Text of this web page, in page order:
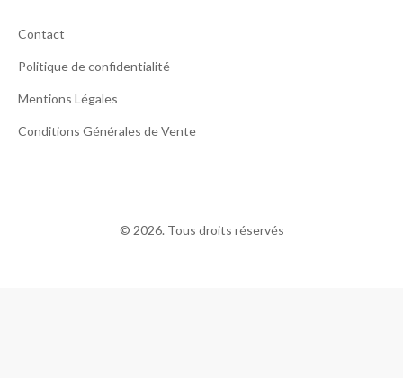
Contact
Politique de confidentialité
Mentions Légales
Conditions Générales de Vente
© 2026. Tous droits réservés